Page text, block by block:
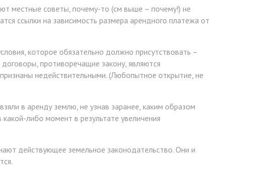
местные советы, почему-то (см выше – почему!) не
ссылки на зависимость размера арендного платежа от
которое обязательно должно присутствовать –
противоречащие закону, являются
недействительными. (Любопытное открытие, не
в аренду землю, не узнав заранее, каким образом
либо момент в результате увеличения
действующее земельное законодательство. Они и